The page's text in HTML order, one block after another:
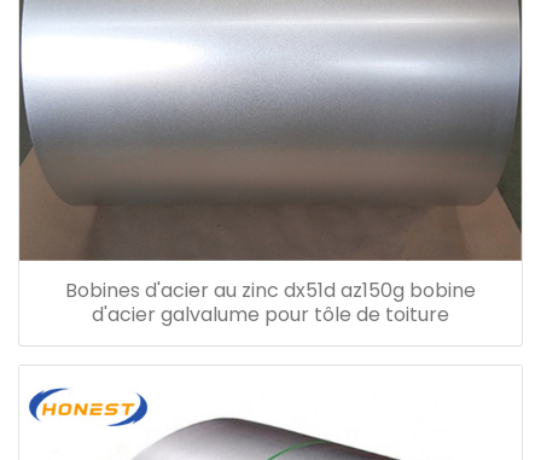
Bobines d'acier au zinc dx51d az150g bobine
d'acier galvalume pour tôle de toiture